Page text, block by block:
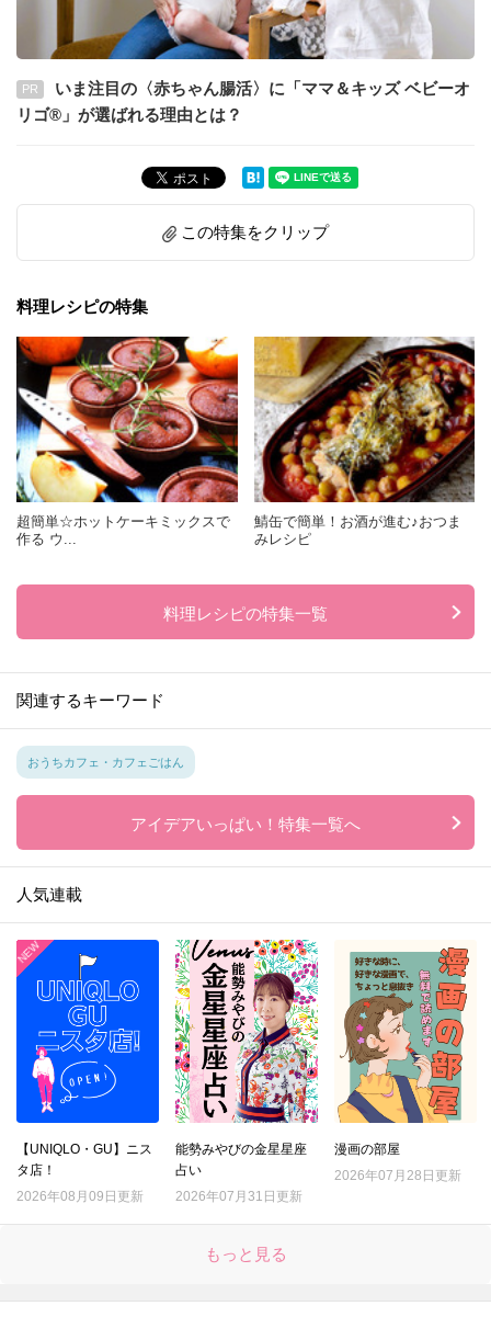
PR
いま注目の〈赤ちゃん腸活〉に「ママ＆キッズ ベビーオ
リゴ®」が選ばれる理由とは？
この特集をクリップ
料理レシピの特集
超簡単☆ホットケーキミックスで
作る ウ...
鯖缶で簡単！お酒が進む♪おつま
みレシピ
料理レシピの特集一覧
関連するキーワード
おうちカフェ・カフェごはん
アイデアいっぱい！特集一覧へ
人気連載
【UNIQLO・GU】ニス
タ店！
2026年08月09日更新
能勢みやびの金星星座
占い
2026年07月31日更新
漫画の部屋
2026年07月28日更新
もっと見る